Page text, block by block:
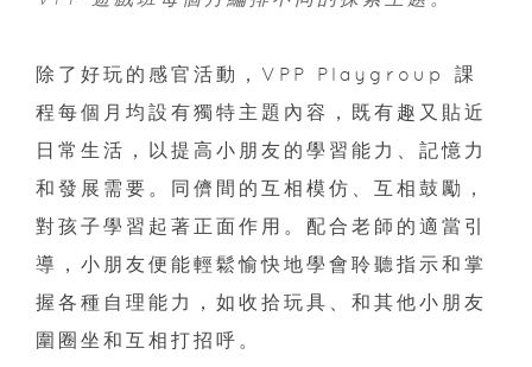
除了好玩的感官活動，VPP Playgroup 課
程每個月均設有獨特主題內容，既有趣又貼近
日常生活，以提高小朋友的學習能力、記憶力
和發展需要。同儕間的互相模仿、互相鼓勵，
對孩子學習起著正面作用。配合老師的適當引
導，小朋友便能輕鬆愉快地學會聆聽指示和掌
握各種自理能力，如收拾玩具、和其他小朋友
圍圈坐和互相打招呼。